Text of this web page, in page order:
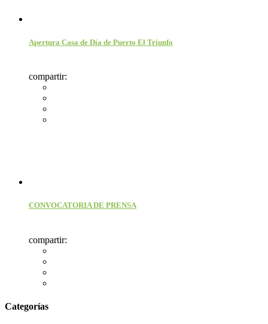
Apertura Casa de Día de Puerto El Triunfo
compartir:
CONVOCATORIA DE PRENSA
compartir:
Categorías